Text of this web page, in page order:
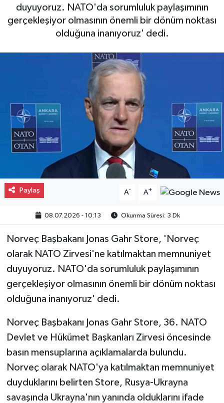
duyuyoruz. NATO'da sorumluluk paylaşımının
gerçekleşiyor olmasının önemli bir dönüm noktası
olduğuna inanıyoruz' dedi.
Paylaş A- A+
08.07.2026 - 10:13 Okunma Süresi: 3 Dk
Norveç Başbakanı Jonas Gahr Store, 'Norveç
olarak NATO Zirvesi'ne katılmaktan memnuniyet
duyuyoruz. NATO'da sorumluluk paylaşımının
gerçekleşiyor olmasının önemli bir dönüm noktası
olduğuna inanıyoruz' dedi.
Norveç Başbakanı Jonas Gahr Store, 36. NATO
Devlet ve Hükümet Başkanları Zirvesi öncesinde
basın mensuplarına açıklamalarda bulundu.
Norveç olarak NATO'ya katılmaktan memnuniyet
duyduklarını belirten Store, Rusya-Ukrayna
savaşında Ukrayna'nın yanında olduklarını ifade
Magazin
Gayrimenkul
Eğitim